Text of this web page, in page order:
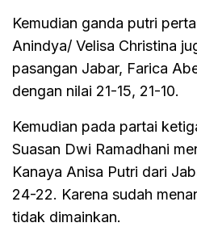
Kemudian ganda putri
Anindya/ Velisa Christina
pasangan Jabar, Farica
dengan nilai 21-15, 21-10.
Kemudian pada partai
Suasan Dwi Ramadhani
Kanaya Anisa Putri dari
24-22. Karena sudah
tidak dimainkan.